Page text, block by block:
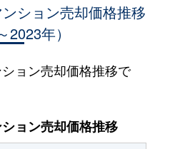
万円 榴ケ岡
万円 仙台
徒歩10
万円 榴ケ岡
ション売却価格推移
2023年）
ョン売却価格推移で
ョン売却価格推移